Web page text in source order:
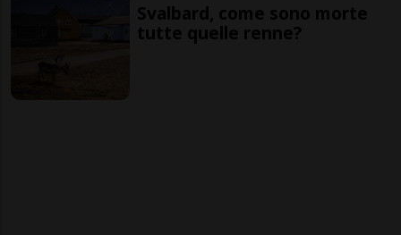
Svalbard, come sono morte
tutte quelle renne?